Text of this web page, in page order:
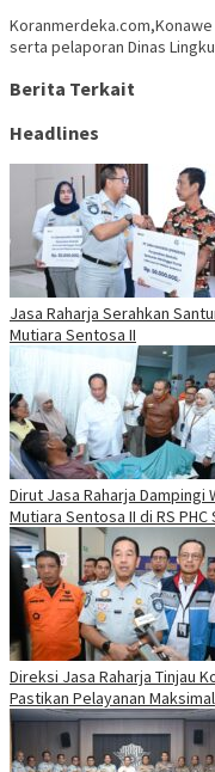
serta pelaporan Dinas
Berita Terkait
Headlines
Jasa Raharja Serahkan
Mutiara Sentosa II
Dirut Jasa Raharja Dampingi
Mutiara Sentosa II di RS PHC
Direksi Jasa Raharja Tinjau
Pastikan Pelayanan Maksimal